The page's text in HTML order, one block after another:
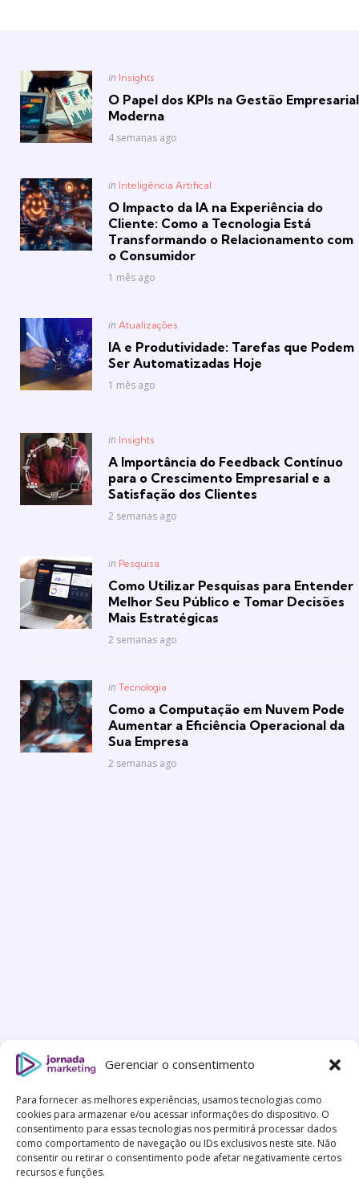
Gerenciar o consentimento
Para fornecer as melhores experiências, usamos tecnologias como
cookies para armazenar e/ou acessar informações do dispositivo. O
consentimento para essas tecnologias nos permitirá processar dados
como comportamento de navegação ou IDs exclusivos neste site. Não
consentir ou retirar o consentimento pode afetar negativamente certos
recursos e funções.
Posted
in Insights
O Papel dos KPIs na Gestão Empresarial
Moderna
4 semanas ago
Posted
in Inteligência Artifical
O Impacto da IA na Experiência do
Cliente: Como a Tecnologia Está
Transformando o Relacionamento com
o Consumidor
1 mês ago
Posted
in Atualizações
IA e Produtividade: Tarefas que Podem
Ser Automatizadas Hoje
1 mês ago
Posted
in Insights
A Importância do Feedback Contínuo
para o Crescimento Empresarial e a
Satisfação dos Clientes
2 semanas ago
Posted
in Pesquisa
Como Utilizar Pesquisas para Entender
Melhor Seu Público e Tomar Decisões
Mais Estratégicas
2 semanas ago
Posted
in Tecnologia
Como a Computação em Nuvem Pode
Aumentar a Eficiência Operacional da
Sua Empresa
2 semanas ago